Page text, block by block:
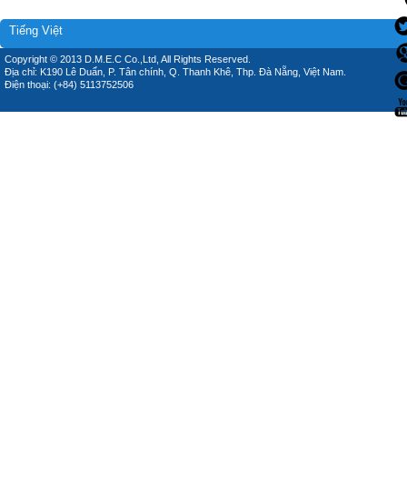
Tiếng Việt
Copyright © 2013 D.M.E.C Co.,Ltd, All Rights Reserved.
Địa chỉ: K190 Lê Duẩn, P. Tân chính, Q. Thanh Khê, Thp. Đà Nẵng, Việt Nam.
Điện thoại: (+84) 5113752506